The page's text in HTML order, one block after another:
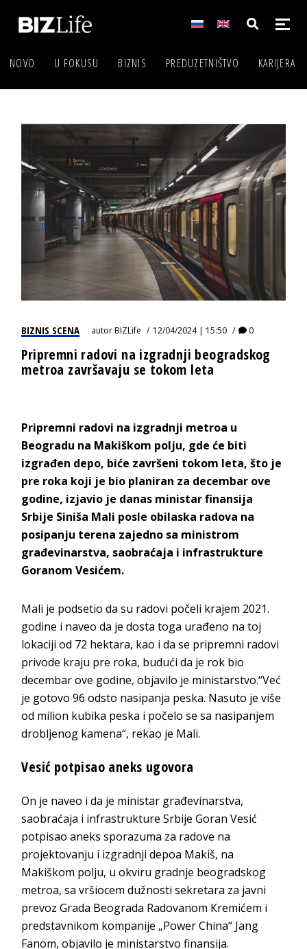
NOVO U FOKUSU BIZNIS PREDUZETNIŠTVO KARIJERA
BIZNIS SCENA autorBIZLife 12/04/2024 | 15:50 0
Pripremni radovi na izgradnji beogradskog
metroa završavaju se tokom leta
Pripremni radovi na izgradnji metroa u
Beogradu na Makiškom polju, gde će biti
izgrađen depo, biće završeni tokom leta, što je
pre roka koji je bio planiran za decembar ove
godine, izjavio je danas ministar finansija
Srbije Siniša Mali posle obilaska radova na
posipanju terena zajedno sa ministrom
građevinarstva, saobraćaja i infrastrukture
Goranom Vesićem.
Mali je podsetio da su radovi počeli krajem 2021.
godine i naveo da je dosta toga urađeno na toj
lokaciji od 72 hektara, kao i da se pripremni radovi
privode kraju pre roka, budući da je rok bio
decembar ove godine, objavilo je ministarstvo.“Već
je gotovo 96 odsto nasipanja peska. Nasuto je više
od milion kubika peska i počelo se sa nasipanjem
drobljenog kamena“, rekao je Mali.
Vesić potpisao aneks ugovora
On je naveo i da je ministar građevinarstva,
saobraćaja i infrastrukture Srbije Goran Vesić
potpisao aneks sporazuma za radove na
projektovanju i izgradnji depoa Makiš, na
Makiškom polju, u okviru gradnje beogradskog
metroa, sa vršiocem dužnosti sekretara za javni
prevoz Grada Beograda Radovanom Кremićem i
predstavnikom kompanije „Power China“ Jang
Fanom, objavilo je ministarstvo finansija.